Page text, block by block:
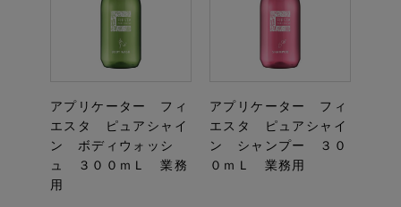
アプリケーター フィ
エスタ ピュアシャイ
ン ボディウォッシ
ュ ３００ｍＬ 業務
用
アプリケーター フィ
エスタ ピュアシャイ
ン シャンプー ３０
０ｍＬ 業務用